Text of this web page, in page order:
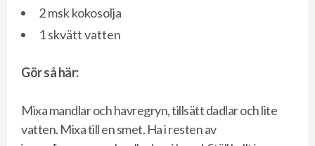
2 msk kokosolja
1 skvätt vatten
Gör så här:
Mixa mandlar och havregryn, tillsätt dadlar och lite
vatten. Mixa till en smet. Ha i resten av